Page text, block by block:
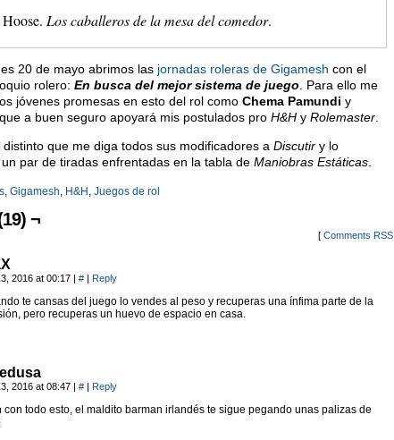
Los caballeros de la mesa del comedor.
20 de mayo abrimos las jornadas roleras de Gigamesh con el
rolero: En busca del mejor sistema de juego . Para ello me
jóvenes promesas en esto del rol como Chema Pamundi y
que a buen seguro apoyará mis postulados pro H&H y Rolemaster
que me diga todos sus modificadores a Discutir y lo
par de tiradas enfrentadas en la tabla de Maniobras Estáticas
, Gigamesh, H&H , Juegos de rol
¬
[ Comments RSS
2016 at 00:17 | # | Reply
te cansas del juego lo vendes al peso y recuperas una ínfima parte de la
pero recuperas un huevo de espacio en casa.
2016 at 08:47 | # | Reply
con todo esto, el maldito barman irlandés te sigue pegando unas palizas de